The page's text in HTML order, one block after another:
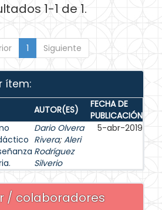
1-1 de 1.
1 Siguiente
ítem:
AUTOR(ES)
FECHA DE
PUBLICACIÓN
Dario Olvera
Rivera;Aleri
Rodríguez
Silverio
5-abr-2019
/ colaboradores